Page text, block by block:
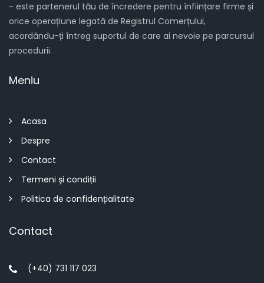
- este partenerul tău de încredere pentru înființare firme și
orice operațiune legată de Registrul Comerțului,
acordându-ți întreg suportul de care ai nevoie pe parcursul
procedurii.
Meniu
Acasa
Despre
Contact
Termeni și condiții
Politica de confidențialitate
Contact
(+40) 731 117 023